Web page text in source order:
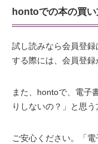
hontoでの本の買
試し読みなら会員登
する際には、会員登録
また、hontoで、電子
りしないの？」と思う
ご安心ください。「